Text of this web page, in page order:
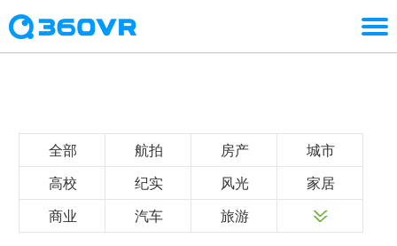
全部 航拍 房产 城市
高校 纪实 风光 家居
商业 汽车 旅游